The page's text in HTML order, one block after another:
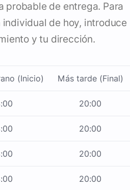
probable de entrega. Para
de hoy, introduce
y tu dirección.
(Inicio) Más tarde (Final)
20:00
20:00
20:00
20:00